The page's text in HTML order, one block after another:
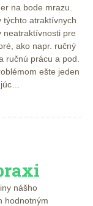
na bode mrazu.
týchto atraktívnych
neatraktívnosti pre
ako napr. ručný
ručnú prácu a pod.
ešte jeden
nášho
hodnotným